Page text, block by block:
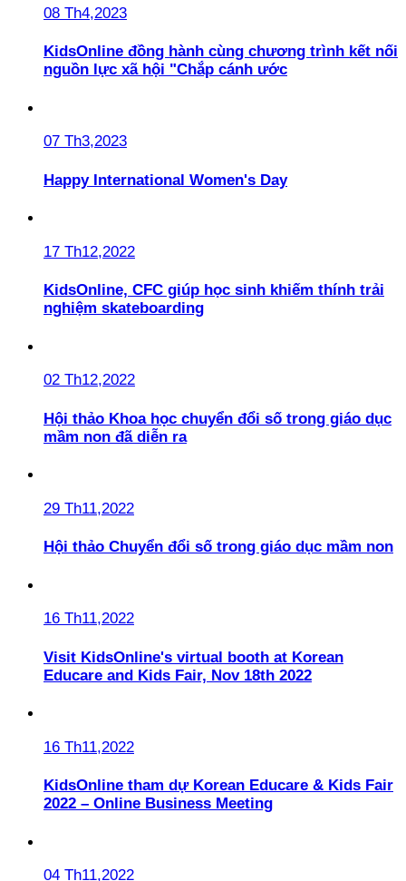
08 Th4,2023
KidsOnline đồng hành cùng chương trình kết nối
nguồn lực xã hội "Chắp cánh ước
07 Th3,2023
Happy International Women's Day
17 Th12,2022
KidsOnline, CFC giúp học sinh khiếm thính trải
nghiệm skateboarding
02 Th12,2022
Hội thảo Khoa học chuyển đổi số trong giáo dục
mầm non đã diễn ra
29 Th11,2022
Hội thảo Chuyển đổi số trong giáo dục mầm non
16 Th11,2022
Visit KidsOnline's virtual booth at Korean
Educare and Kids Fair, Nov 18th 2022
16 Th11,2022
KidsOnline tham dự Korean Educare & Kids Fair
2022 – Online Business Meeting
04 Th11,2022